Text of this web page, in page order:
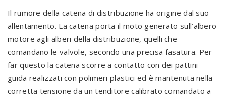
Il rumore della catena di distribuzione ha origine dal suo
allentamento. La catena porta il moto generato sull’albero
motore agli alberi della distribuzione, quelli che
comandano le valvole, secondo una precisa fasatura. Per
far questo la catena scorre a contatto con dei pattini
guida realizzati con polimeri plastici ed è mantenuta nella
corretta tensione da un tenditore calibrato comandato a